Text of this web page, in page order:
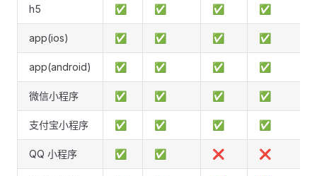
h5 ✅ ✅ ✅ ✅
app(ios) ✅ ✅ ✅ ✅
app(android) ✅ ✅ ✅ ✅
微信小程序 ✅ ✅ ✅ ✅
支付宝小程序 ✅ ✅ ✅ ✅
QQ 小程序 ✅ ✅ ❌ ❌